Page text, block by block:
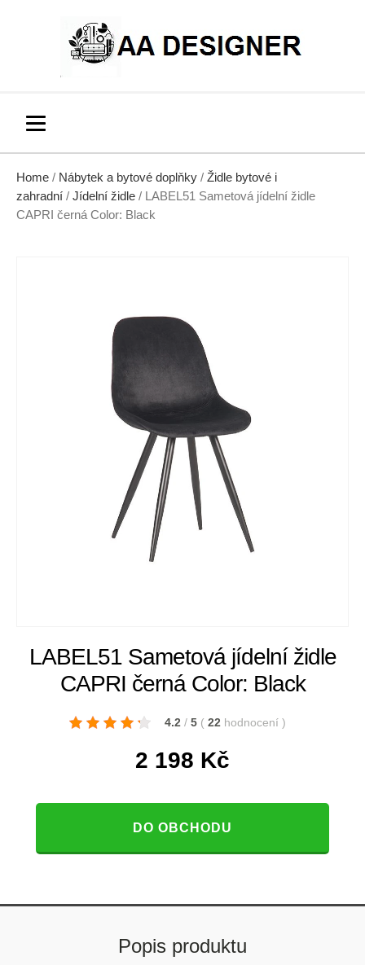
Home / Nábytek a bytové doplňky / Židle bytové i
zahradní / Jídelní židle / LABEL51 Sametová jídelní židle
CAPRI černá Color: Black
LABEL51 Sametová jídelní židle
CAPRI černá Color: Black
4.2 / 5 ( 22 hodnocení )
2 198 Kč
DO OBCHODU
Popis produktu